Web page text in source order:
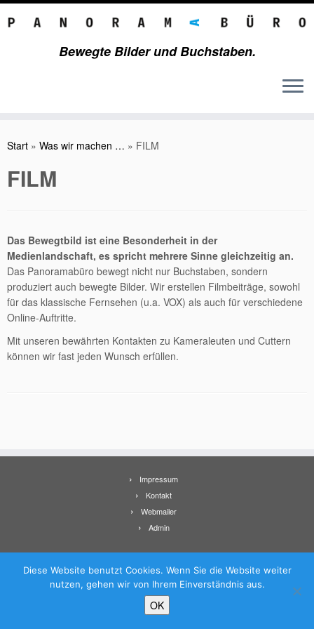
Inhalt
Bewegte Bilder und Buchstaben.
Start » Was wir machen … » FILM
FILM
Das Bewegtbild ist eine Besonderheit in der
Medienlandschaft, es spricht mehrere Sinne gleichzeitig an.
Das Panoramabüro bewegt nicht nur Buchstaben, sondern
produziert auch bewegte Bilder. Wir erstellen Filmbeiträge, sowohl
für das klassische Fernsehen (u.a. VOX) als auch für verschiedene
Online-Auftritte.
Mit unseren bewährten Kontakten zu Kameraleuten und Cuttern
können wir fast jeden Wunsch erfüllen.
Impressum
Kontakt
Webmailer
Admin
Panoramabüro – Text Foto Film
Entworfen mit demCustomizr-Theme
Diese Website benutzt Cookies. Wenn Sie die Website weiter
nutzen, gehen wir von Ihrem Einverständnis aus.
OK